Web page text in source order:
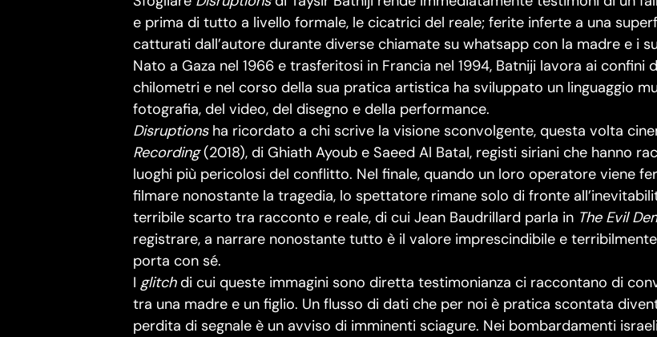
e prima di tutto a livello formale, le cicatrici del reale; ferite inferte a una
catturati dall’autore durante diverse chiamate su whatsapp con la madre e i
Nato a Gaza nel 1966 e trasferitosi in Francia nel 1994, Batniji lavora ai
chilometri e nel corso della sua pratica artistica ha sviluppato un linguaggio
fotografia, del video, del disegno e della performance.
Disruptionsha ricordato a chi scrive la visione sconvolgente, questa volta
Recording(2018), di Ghiath Ayoub e Saeed Al Batal, registi siriani che hanno
luoghi più pericolosi del conflitto. Nel finale, quando un loro operatore viene
filmare nonostante la tragedia, lo spettatore rimane solo di fronte
terribile scarto tra racconto e reale, di cui Jean Baudrillard parla in The Evil
registrare, a narrare nonostante tutto è il valore imprescindibile e
porta con sé.
Iglitchdi cui queste immagini sono diretta testimonianza ci raccontano di
tra una madre e un figlio. Un flusso di dati che per noi è pratica scontata
perdita di segnale è un avviso di imminenti sciagure. Nei bombardamenti